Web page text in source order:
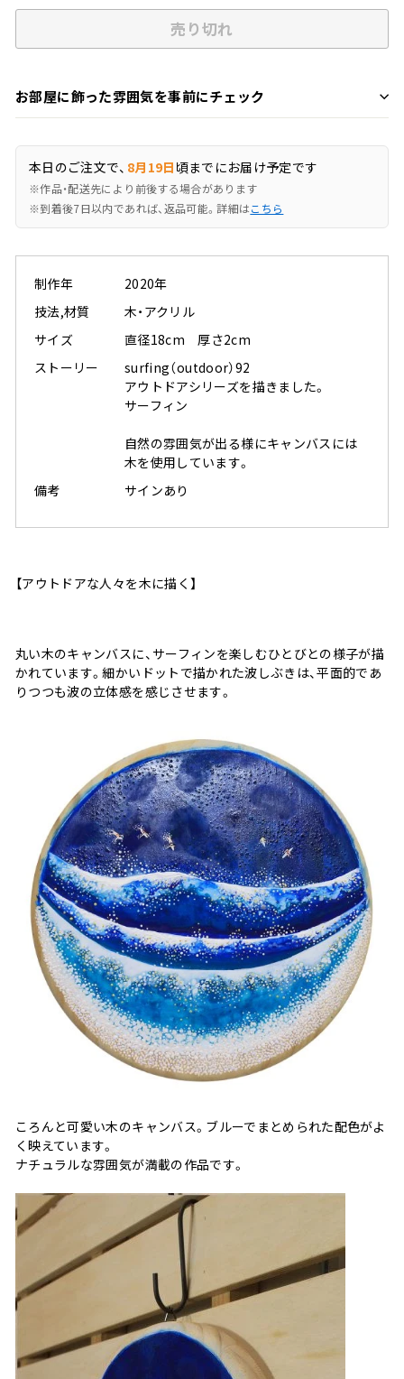
売り切れ
お部屋に飾った雰囲気を事前にチェック
本日のご注文で、 8月19日 頃までにお届け予定です
※作品・配送先により前後する場合があります
※到着後7日以内であれば、返品可能。詳細はこちら
制作年
2020年
技法,材質
木・アクリル
サイズ
直径18cm 厚さ2cm
ストーリー
surfing（outdoor）92
アウトドアシリーズを描きました。
サーフィン
自然の雰囲気が出る様にキャンバスには
木を使用しています。
備考
サインあり
【アウトドアな人々を木に描く】
丸い木のキャンバスに、サーフィンを楽しむひとびとの様子が描
かれています。細かいドットで描かれた波しぶきは、平面的であ
りつつも波の立体感を感じさせます。
ころんと可愛い木のキャンバス。ブルーでまとめられた配色がよ
く映えています。
ナチュラルな雰囲気が満載の作品です。